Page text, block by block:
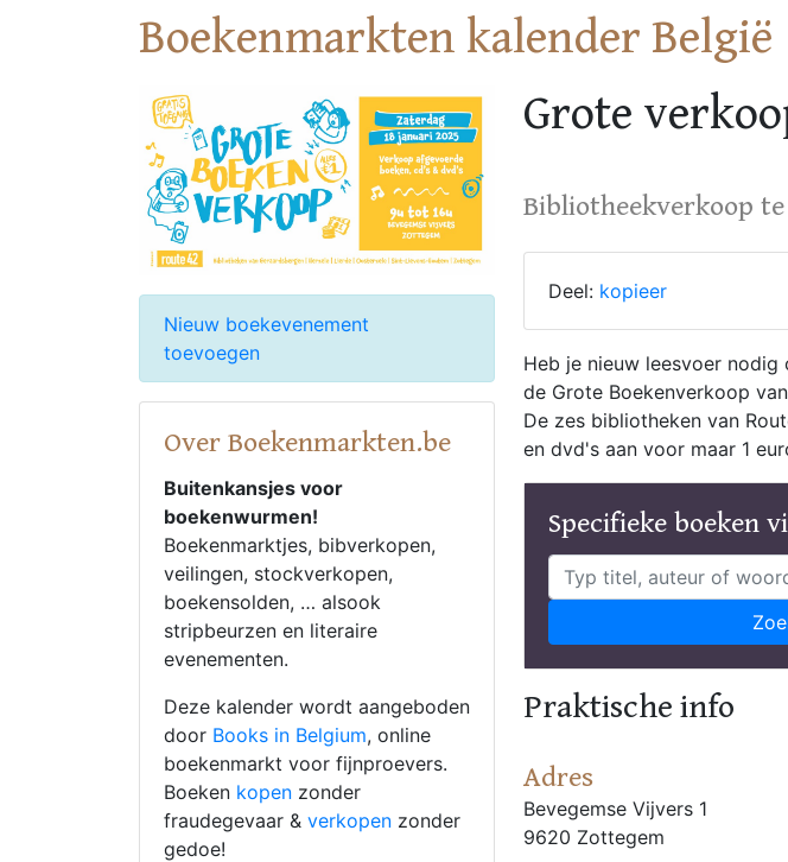
Boekenmarkten kalender België
Nieuw boekevenement
toevoegen
Over Boekenmarkten.be
Buitenkansjes voor
boekenwurmen!
Boekenmarktjes, bibverkopen,
veilingen, stockverkopen,
boekensolden, … alsook
stripbeurzen en literaire
evenementen.
Deze kalender wordt aangeboden
door Books in Belgium, online
boekenmarkt voor fijnproevers.
Boeken kopen zonder
fraudegevaar & verkopen zonder
gedoe!
Grote
Bibliotheekverkoop
Deel: kopieer
Heb je nieuw leesvoer
de Grote Boekenverkoop
De zes bibliotheken van
en dvd's aan voor maar 1
Specifieke boeken
Praktische info
Adres
Bevegemse Vijvers 1
9620 Zottegem